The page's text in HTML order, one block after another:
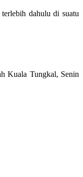
dahulu di suatu
Kuala Tungkal, Senin